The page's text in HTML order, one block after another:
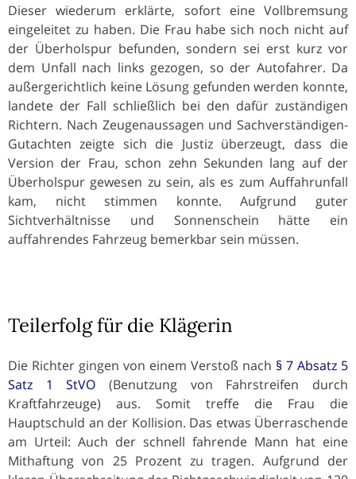
Dieser wiederum erklärte, sofort eine Vollbremsung
eingeleitet zu haben. Die Frau habe sich noch nicht auf
der Überholspur befunden, sondern sei erst kurz vor
dem Unfall nach links gezogen, so der Autofahrer. Da
außergerichtlich keine Lösung gefunden werden konnte,
landete der Fall schließlich bei den dafür zuständigen
Richtern. Nach Zeugenaussagen und Sachverständigen-
Gutachten zeigte sich die Justiz überzeugt, dass die
Version der Frau, schon zehn Sekunden lang auf der
Überholspur gewesen zu sein, als es zum Auffahrunfall
kam, nicht stimmen konnte. Aufgrund guter
Sichtverhältnisse und Sonnenschein hätte ein
auffahrendes Fahrzeug bemerkbar sein müssen.
Teilerfolg für die Klägerin
Die Richter gingen von einem Verstoß nach § 7 Absatz 5
Satz 1 StVO (Benutzung von Fahrstreifen durch
Kraftfahrzeuge) aus. Somit treffe die Frau die
Hauptschuld an der Kollision. Das etwas Überraschende
am Urteil: Auch der schnell fahrende Mann hat eine
Mithaftung von 25 Prozent zu tragen. Aufgrund der